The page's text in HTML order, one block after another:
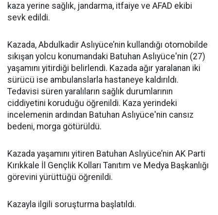
kaza yerine sağlık, jandarma, itfaiye ve AFAD ekibi
sevk edildi.
Kazada, Abdulkadir Aslıyüce’nin kullandığı otomobilde
sıkışan yolcu konumandaki Batuhan Aslıyüce'nin (27)
yaşamını yitirdiği belirlendi. Kazada ağır yaralanan iki
sürücü ise ambulanslarla hastaneye kaldırıldı.
Tedavisi süren yaralıların sağlık durumlarının
ciddiyetini koruduğu öğrenildi. Kaza yerindeki
incelemenin ardından Batuhan Aslıyüce'nin cansız
bedeni, morga götürüldü.
Kazada yaşamını yitiren Batuhan Aslıyüce’nin AK Parti
Kırıkkale İl Gençlik Kolları Tanıtım ve Medya Başkanlığı
görevini yürüttüğü öğrenildi.
Kazayla ilgili soruşturma başlatıldı.